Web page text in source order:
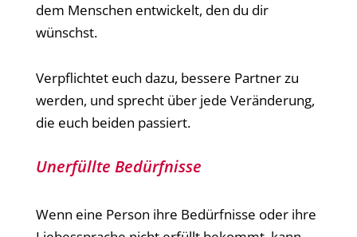
dem Menschen entwickelt, den du dir
wünschst.
Verpflichtet euch dazu, bessere Partner zu
werden, und sprecht über jede Veränderung,
die euch beiden passiert.
Unerfüllte Bedürfnisse
Wenn eine Person ihre Bedürfnisse oder ihre